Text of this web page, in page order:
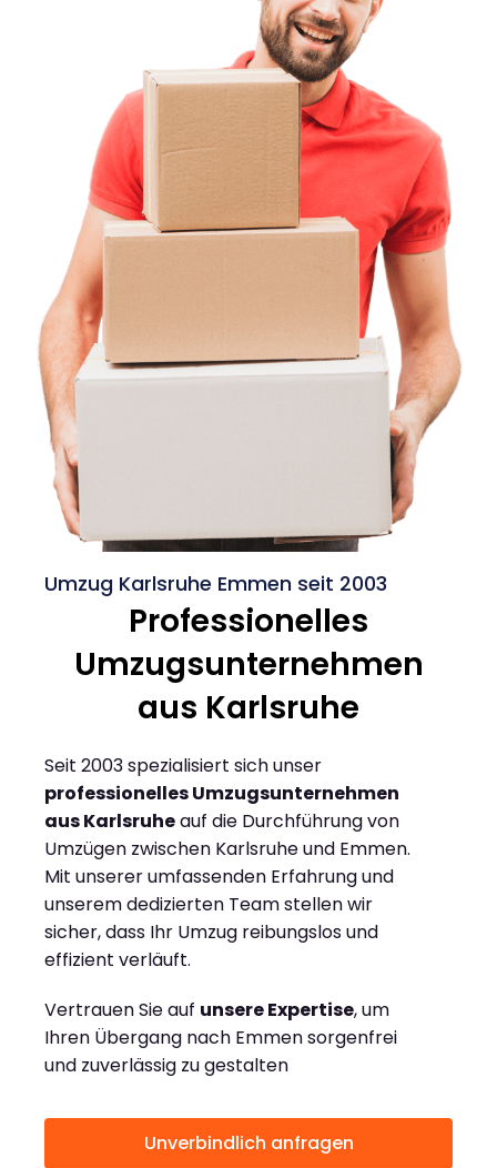
Umzug Karlsruhe Emmen seit 2003
Professionelles
Umzugsunternehmen
aus Karlsruhe
Seit 2003 spezialisiert sich unser
professionelles Umzugsunternehmen
aus Karlsruheauf die Durchführung von
Umzügen zwischen Karlsruhe und Emmen.
Mit unserer umfassenden Erfahrung und
unserem dedizierten Team stellen wir
sicher, dass Ihr Umzug reibungslos und
effizient verläuft.
Vertrauen Sie auf unsere Expertise, um
Ihren Übergang nach Emmen sorgenfrei
und zuverlässig zu gestalten
Unverbindlich anfragen